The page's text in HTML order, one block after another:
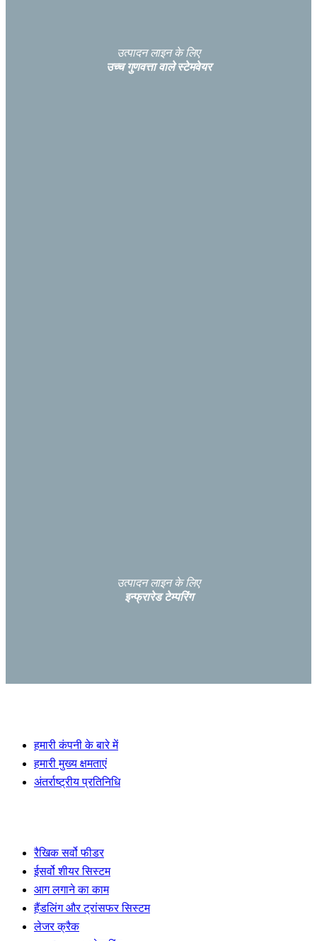
उत्पादन लाइन के लिए
उच्च गुणवत्ता वाले स्टेमवेयर
उत्पादन लाइन के लिए
इन्फ्रारेड टेम्परिंग
हमारी कंपनी के बारे में
हमारी मुख्य क्षमताएं
अंतर्राष्ट्रीय प्रतिनिधि
रैखिक सर्वो फीडर
ईसर्वो शीयर सिस्टम
आग लगाने का काम
हैंडलिंग और ट्रांसफर सिस्टम
लेजर क्रैक